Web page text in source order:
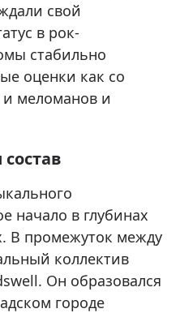
свой
в рок-
стабильно
оценки как со
и меломанов и
начало в глубинах
В промежуток между
коллектив
Он образовался
городе